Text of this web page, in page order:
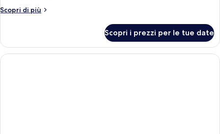
Scopri di più
Altri
Comfort
Scopri i prezzi per le tue date